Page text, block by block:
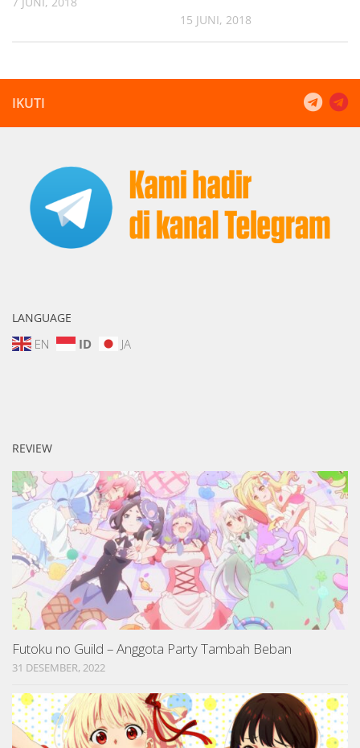
15 JUNI, 2018
IKUTI
LANGUAGE
EN ID JA
REVIEW
Futoku no Guild – Anggota Party Tambah Beban
31 DESEMBER, 2022